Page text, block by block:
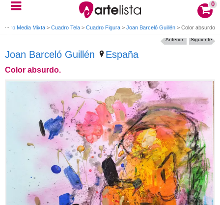
0
Media Mixta > Cuadro Tela > Cuadro Figura > Joan Barceló Guillén > Color absurdo.
Joan Barceló Guillén España
Color absurdo.
Siguiente
Anterior